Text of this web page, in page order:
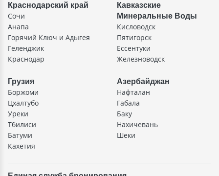
Краснодарский край
Сочи
Анапа
Горячий Ключ и Адыгея
Геленджик
Краснодар
Кавказские
Минеральные Воды
Кисловодск
Пятигорск
Ессентуки
Железноводск
Грузия
Боржоми
Цхалтубо
Уреки
Тбилиси
Батуми
Кахетия
Азербайджан
Нафталан
Габала
Баку
Нахичевань
Шеки